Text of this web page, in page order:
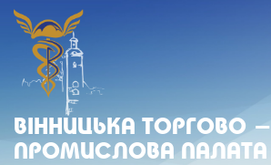
ВIННИЦЬКА ТОРГОВО -
ПРОМИСЛОВА ПАЛАТА